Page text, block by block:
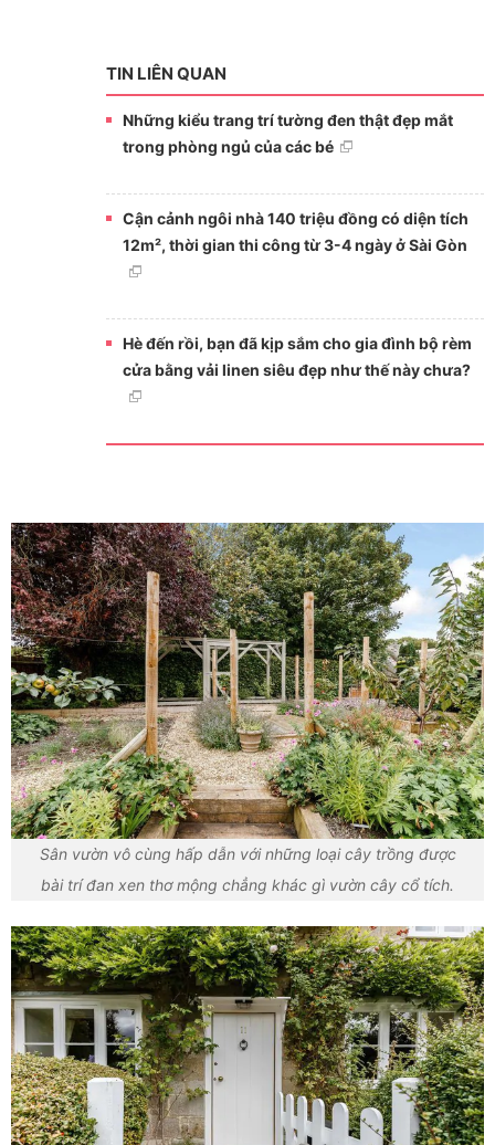
TIN LIÊN QUAN
Những kiểu trang trí tường đen thật đẹp mắt
trong phòng ngủ của các bé
Cận cảnh ngôi nhà 140 triệu đồng có diện tích
12m², thời gian thi công từ 3-4 ngày ở Sài Gòn
Hè đến rồi, bạn đã kịp sắm cho gia đình bộ rèm
cửa bằng vải linen siêu đẹp như thế này chưa?
Sân vườn vô cùng hấp dẫn với những loại cây trồng được
bài trí đan xen thơ mộng chẳng khác gì vườn cây cổ tích.